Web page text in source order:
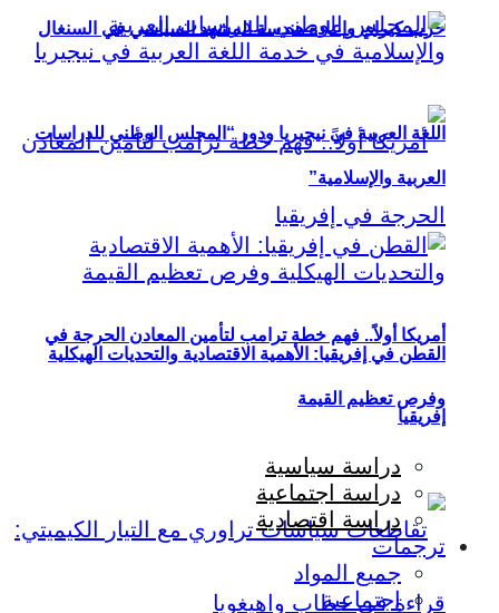
حزب كيراي وإعادة هندسة المشهد السياسي في السنغال
أمريكا أولاً.. فهم خطة ترامب لتأمين المعادن الحرجة في
إفريقيا
اللغة العربية في نيجيريا ودور “المجلس الوطني للدراسات
العربية والإسلامية”
القطن في إفريقيا: الأهمية الاقتصادية والتحديات الهيكلية
وفرص تعظيم القيمة
دراسة سياسية
دراسة اجتماعية
دراسة اقتصادية
ترجمات
جميع المواد
اجتماعية